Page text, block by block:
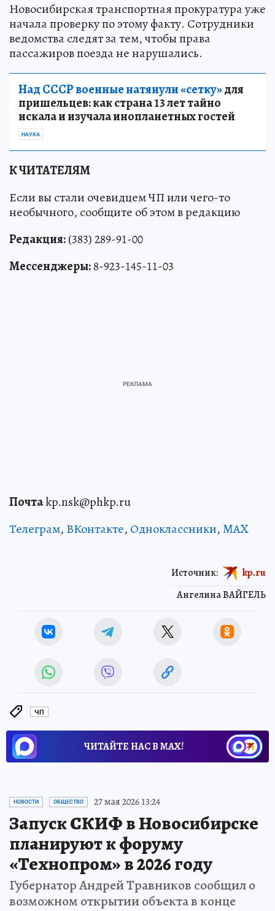
Новосибирская транспортная прокуратура уже
начала проверку по этому факту. Сотрудники
ведомства следят за тем, чтобы права
пассажиров поезда не нарушались.
Над СССР военные натянули «сетку»для
пришельцев: как страна 13 лет тайно
искала и изучала инопланетных гостей
НАУКА
К ЧИТАТЕЛЯМ
Если вы стали очевидцем ЧП или чего-то
необычного, сообщите об этом в редакцию
Редакция:(383) 289-91-00
Мессенджеры:8-923-145-11-03
Почтаkp.nsk@phkp.ru
Телеграм, ВКонтакте, Одноклассники,MAX
Ангелина ВАЙГЕЛЬ
Источник: kp.ru
ЧП
ЧИТАЙТЕ НАС В МАХ!
НОВОСТИ ОБЩЕСТВО 27 мая 2026 13:24
Запуск СКИФ в Новосибирске
планируют к форуму
«Технопром» в 2026 году
Губернатор Андрей Травников сообщил о
возможном открытии объекта в конце